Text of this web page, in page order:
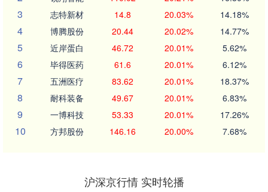
3 志特新材 14.8 20.03% 14.18%
4 博腾股份 20.44 20.02% 14.77%
5 近岸蛋白 46.72 20.01% 5.62%
6 毕得医药 61.6 20.01% 6.12%
7 五洲医疗 83.62 20.01% 18.37%
8 耐科装备 49.67 20.01% 6.83%
9 一博科技 53.33 20.01% 17.26%
10 方邦股份 146.16 20.00% 7.68%
沪深京行情 实时轮播